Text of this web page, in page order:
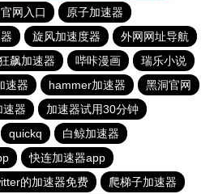
网入口
原子加速器
旋风加速度器
外网网址导航
飙加速器 哔咔漫画
瑞乐小说
速器 hammer加速器
黑洞官网
速器
加速器试用30分钟
quickq
白鲸加速器
快连加速器app
的加速器免费
爬梯子加速器